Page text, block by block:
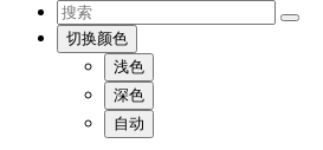
切换颜色
浅色
深色
自动